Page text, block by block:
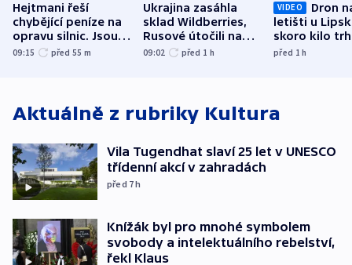
Hejtmani řeší
chybějící peníze na
opravu silnic. Jsou
nenárokové, namítá
09:15 před 55 m
Ukrajina zasáhla
sklad Wildberries,
Rusové útočili na
trh, hasiče či
09:02 před 1 h
VIDEO
Dron
letišti u
skoro kilo
indicie
před 1h
Aktuálně z rubriky Kultura
Vila Tugendhat slaví 25 let v UNESCO
třídenní akcí v zahradách
před 7h
Knížák byl pro mnohé symbolem
svobody a intelektuálního rebelství,
řekl Klaus